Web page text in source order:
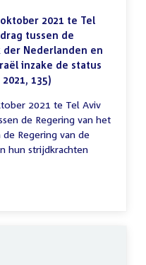
2021 te Tel
tussen de
der Nederlanden en
inzake de status
135)
2021 te Tel Aviv
de Regering van het
Regering van de
hun strijdkrachten